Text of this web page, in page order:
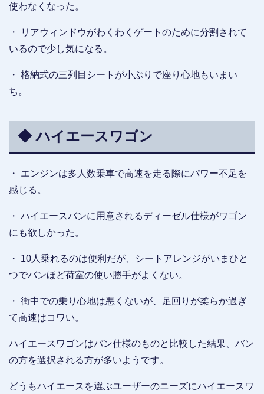
使わなくなった。
・ リアウィンドウがわくわくゲートのために分割されて
いるので少し気になる。
・ 格納式の三列目シートが小ぶりで座り心地もいまい
ち。
◆ ハイエースワゴン
・ エンジンは多人数乗車で高速を走る際にパワー不足を
感じる。
・ ハイエースバンに用意されるディーゼル仕様がワゴン
にも欲しかった。
・ 10人乗れるのは便利だが、シートアレンジがいまひと
つでバンほど荷室の使い勝手がよくない。
・ 街中での乗り心地は悪くないが、足回りが柔らか過ぎ
て高速はコワい。
ハイエースワゴンはバン仕様のものと比較した結果、バン
の方を選択される方が多いようです。
どうもハイエースを選ぶユーザーのニーズにハイエースワ